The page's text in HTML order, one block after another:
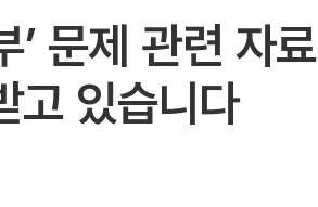
’ 문제 관련 자료
고 있습니다